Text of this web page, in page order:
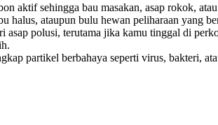
aktif sehingga bau masakan, asap rokok,
halus, ataupun bulu hewan peliharaan yang
asap polusi, terutama jika kamu tinggal di
partikel berbahaya seperti virus, bakteri,